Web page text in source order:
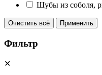
Шубы из соболя,
Очистить всё Применить
Фильтр
✕